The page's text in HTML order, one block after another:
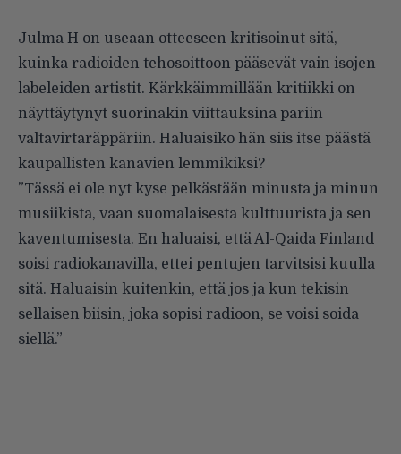
Julma H on useaan otteeseen kritisoinut sitä,
kuinka radioiden tehosoittoon pääsevät vain isojen
labeleiden artistit. Kärkkäimmillään kritiikki on
näyttäytynyt suorinakin viittauksina pariin
valtavirtaräppäriin. Haluaisiko hän siis itse päästä
kaupallisten kanavien lemmikiksi?
”Tässä ei ole nyt kyse pelkästään minusta ja minun
musiikista, vaan suomalaisesta kulttuurista ja sen
kaventumisesta. En haluaisi, että Al-Qaida Finland
soisi radiokanavilla, ettei pentujen tarvitsisi kuulla
sitä. Haluaisin kuitenkin, että jos ja kun tekisin
sellaisen biisin, joka sopisi radioon, se voisi soida
siellä.”